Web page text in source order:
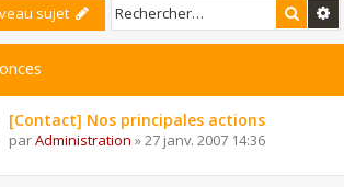
sujet
[Contact] Nos principales actions
parAdministration »27 janv. 2007 14:36